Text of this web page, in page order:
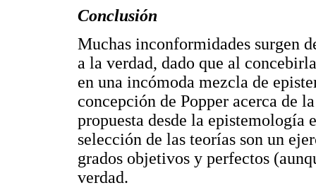
Conclusión
Muchas inconformidades surgen
a la verdad, dado que al
en una incómoda mezcla de
concepción de Popper acerca de
propuesta desde la epistemología
selección de las teorías son un
grados objetivos y perfectos
verdad.